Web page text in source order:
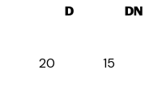
D DN
20 15